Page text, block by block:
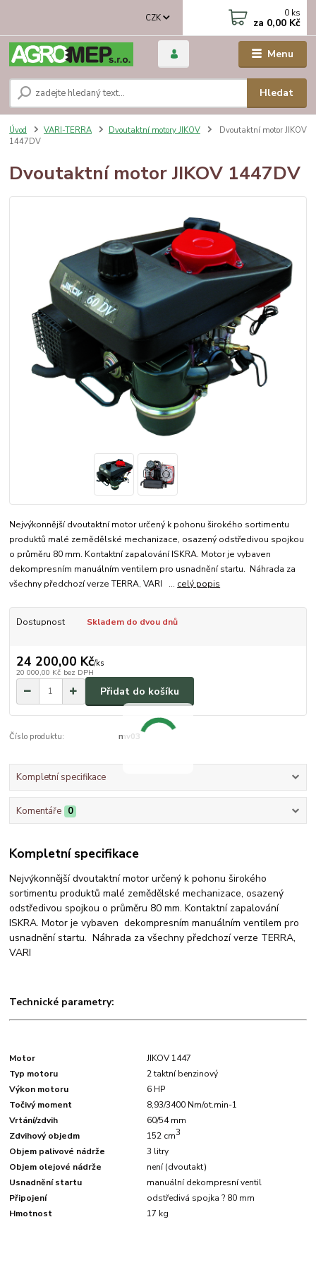
Menu
CZK
Hledat
0 ks
za 0,00 Kč
Úvod VARI-TERRA Dvoutaktní motory JIKOV
Dvoutaktní motor JIKOV
1447DV
Dvoutaktní motor JIKOV 1447DV
Nejvýkonnější dvoutaktní motor určený k pohonu širokého sortimentu
produktů malé zemědělské mechanizace, osazený odstředivou spojkou
o průměru 80 mm. Kontaktní zapalování ISKRA. Motor je vybaven
dekompresním manuálním ventilem pro usnadnění startu. Náhrada za
všechny předchozí verze TERRA, VARI ... celý popis
Dostupnost Skladem do dvou dnů
24 200,00 Kč/ks
20 000,00 Kč bez DPH
Přidat do košíku
Číslo produktu: mv03
Kompletní specifikace
Komentáře 0
Kompletní specifikace
Nejvýkonnější dvoutaktní motor určený k pohonu širokého
sortimentu produktů malé zemědělské mechanizace, osazený
odstředivou spojkou o průměru 80 mm. Kontaktní zapalování
ISKRA. Motor je vybaven dekompresním manuálním ventilem pro
usnadnění startu. Náhrada za všechny předchozí verze TERRA,
VARI
Technické parametry:
Motor
JIKOV 1447
Typ motoru
2 taktní benzinový
Výkon motoru
6 HP
Točivý moment
8,93/3400 Nm/ot.min-1
Vrtání/zdvih
60/54 mm
Zdvihový objedm
152 cm3
Objem palivové nádrže
3 litry
Objem olejové nádrže
není (dvoutakt)
Usnadnění startu
manuální dekompresní ventil
Připojení
odstředivá spojka ? 80 mm
Hmotnost
17 kg